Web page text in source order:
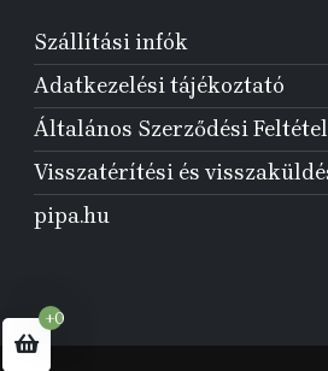
Szállítási infók
Adatkezelési tájékoztató
Általános Szerződési
Visszatérítési és
pipa.hu
+0